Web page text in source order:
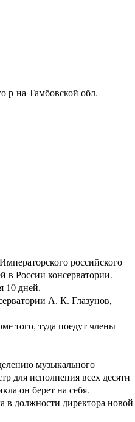
р-на Тамбовской обл.
российского
в России консерватории.
10 дней.
А. К. Глазунов,
того, туда поедут члены
музыкального
для исполнения всех десяти
он берет на себя.
в должности директора новой